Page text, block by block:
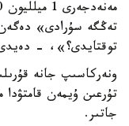
تەڭگە سۇرادى»
توقتايدى؟»، -
ونەركاسىپ جانە
تۇرعىن ۇيمەن قامتۋدا
جاتىر.